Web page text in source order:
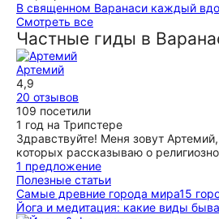
ещё
В священном Варанаси каждый
Замечательная экскурсия на целый
планировали - успели. В
и информационное наполнение
уникальный, его однозначно нужно
противном случае затеряетесь и не
ещё
Смотреть все
Частные гиды в
Артемий
4,9
20 отзывов
109 посетили
1 год на Трипстере
Здравствуйте! Меня зовут
которых рассказываю о
1 предложение
Полезные статьи
Самые древние города мира15
Йога и медитация: какие виды